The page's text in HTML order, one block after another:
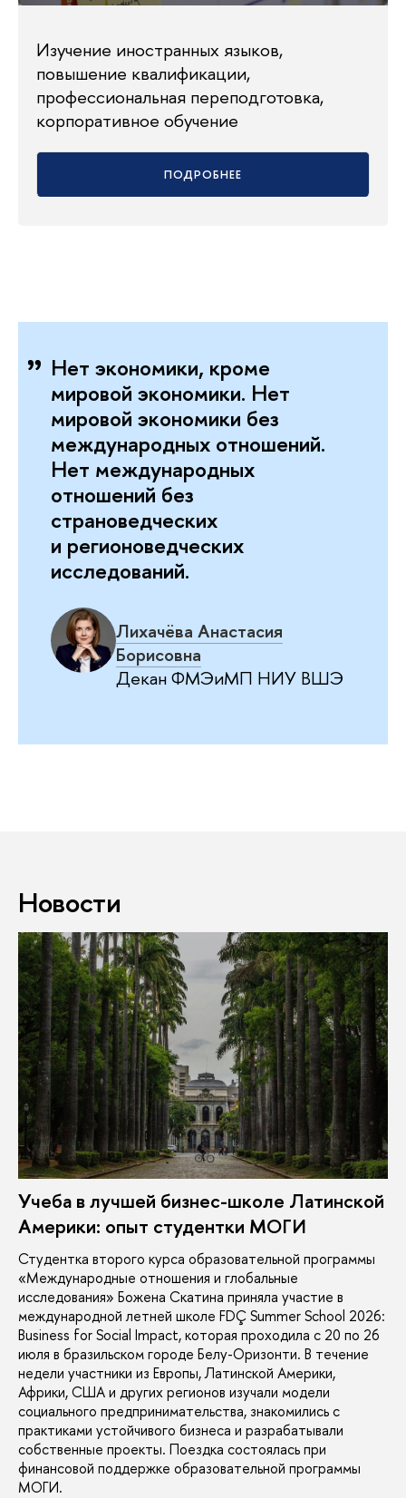
Изучение иностранных языков,
повышение квалификации,
профессиональная переподготовка,
корпоративное обучение
ПОДРОБНЕЕ
Нет экономики, кроме
мировой экономики. Нет
мировой экономики без
международных отношений.
Нет международных
отношений без
страноведческих
и регионоведческих
исследований.
Лихачёва Анастасия
Борисовна
Декан ФМЭиМП НИУ ВШЭ
Новости
Учеба в лучшей бизнес-школе Латинской
Америки: опыт студентки МОГИ
Студентка второго курса образовательной программы
«Международные отношения и глобальные
исследования» Божена Скатина приняла участие в
международной летней школе FDÇ Summer School 2026:
Business for Social Impact, которая проходила с 20 по 26
июля в бразильском городе Белу-Оризонти. В течение
недели участники из Европы, Латинской Америки,
Африки, США и других регионов изучали модели
социального предпринимательства, знакомились с
практиками устойчивого бизнеса и разрабатывали
собственные проекты. Поездка состоялась при
финансовой поддержке образовательной программы
МОГИ.